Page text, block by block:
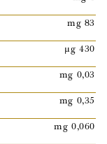
mg 83
µg 430
mg 0,03
mg 0,35
mg 0,060